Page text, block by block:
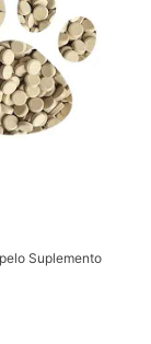
Suplemento